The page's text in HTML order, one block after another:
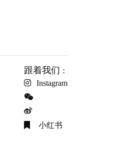
跟着我们 :
Instagram
小红书